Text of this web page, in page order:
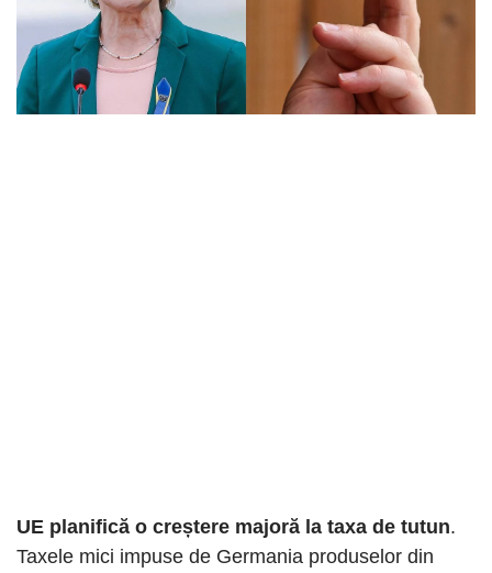
UE planifică o creștere majoră la taxa de tutun.
Taxele mici impuse de Germania produselor din